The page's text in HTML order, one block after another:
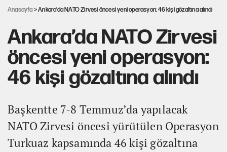
Anasayfa > Ankara’da NATO Zirvesi öncesi yeni operasyon: 46 kişi gözaltına alındı
Ankara’da NATO Zirvesi
öncesi yeni operasyon:
46 kişi gözaltına alındı
Başkentte 7-8 Temmuz’da yapılacak
NATO Zirvesi öncesi yürütülen Operasyon
Turkuaz kapsamında 46 kişi gözaltına